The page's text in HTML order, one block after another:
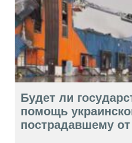
Будет ли
помощь
пострадавшему